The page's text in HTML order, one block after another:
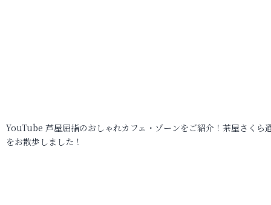
YouTube 芦屋屈指のおしゃれカフェ・ゾーンをご紹介！茶屋さくら
をお散歩しました！